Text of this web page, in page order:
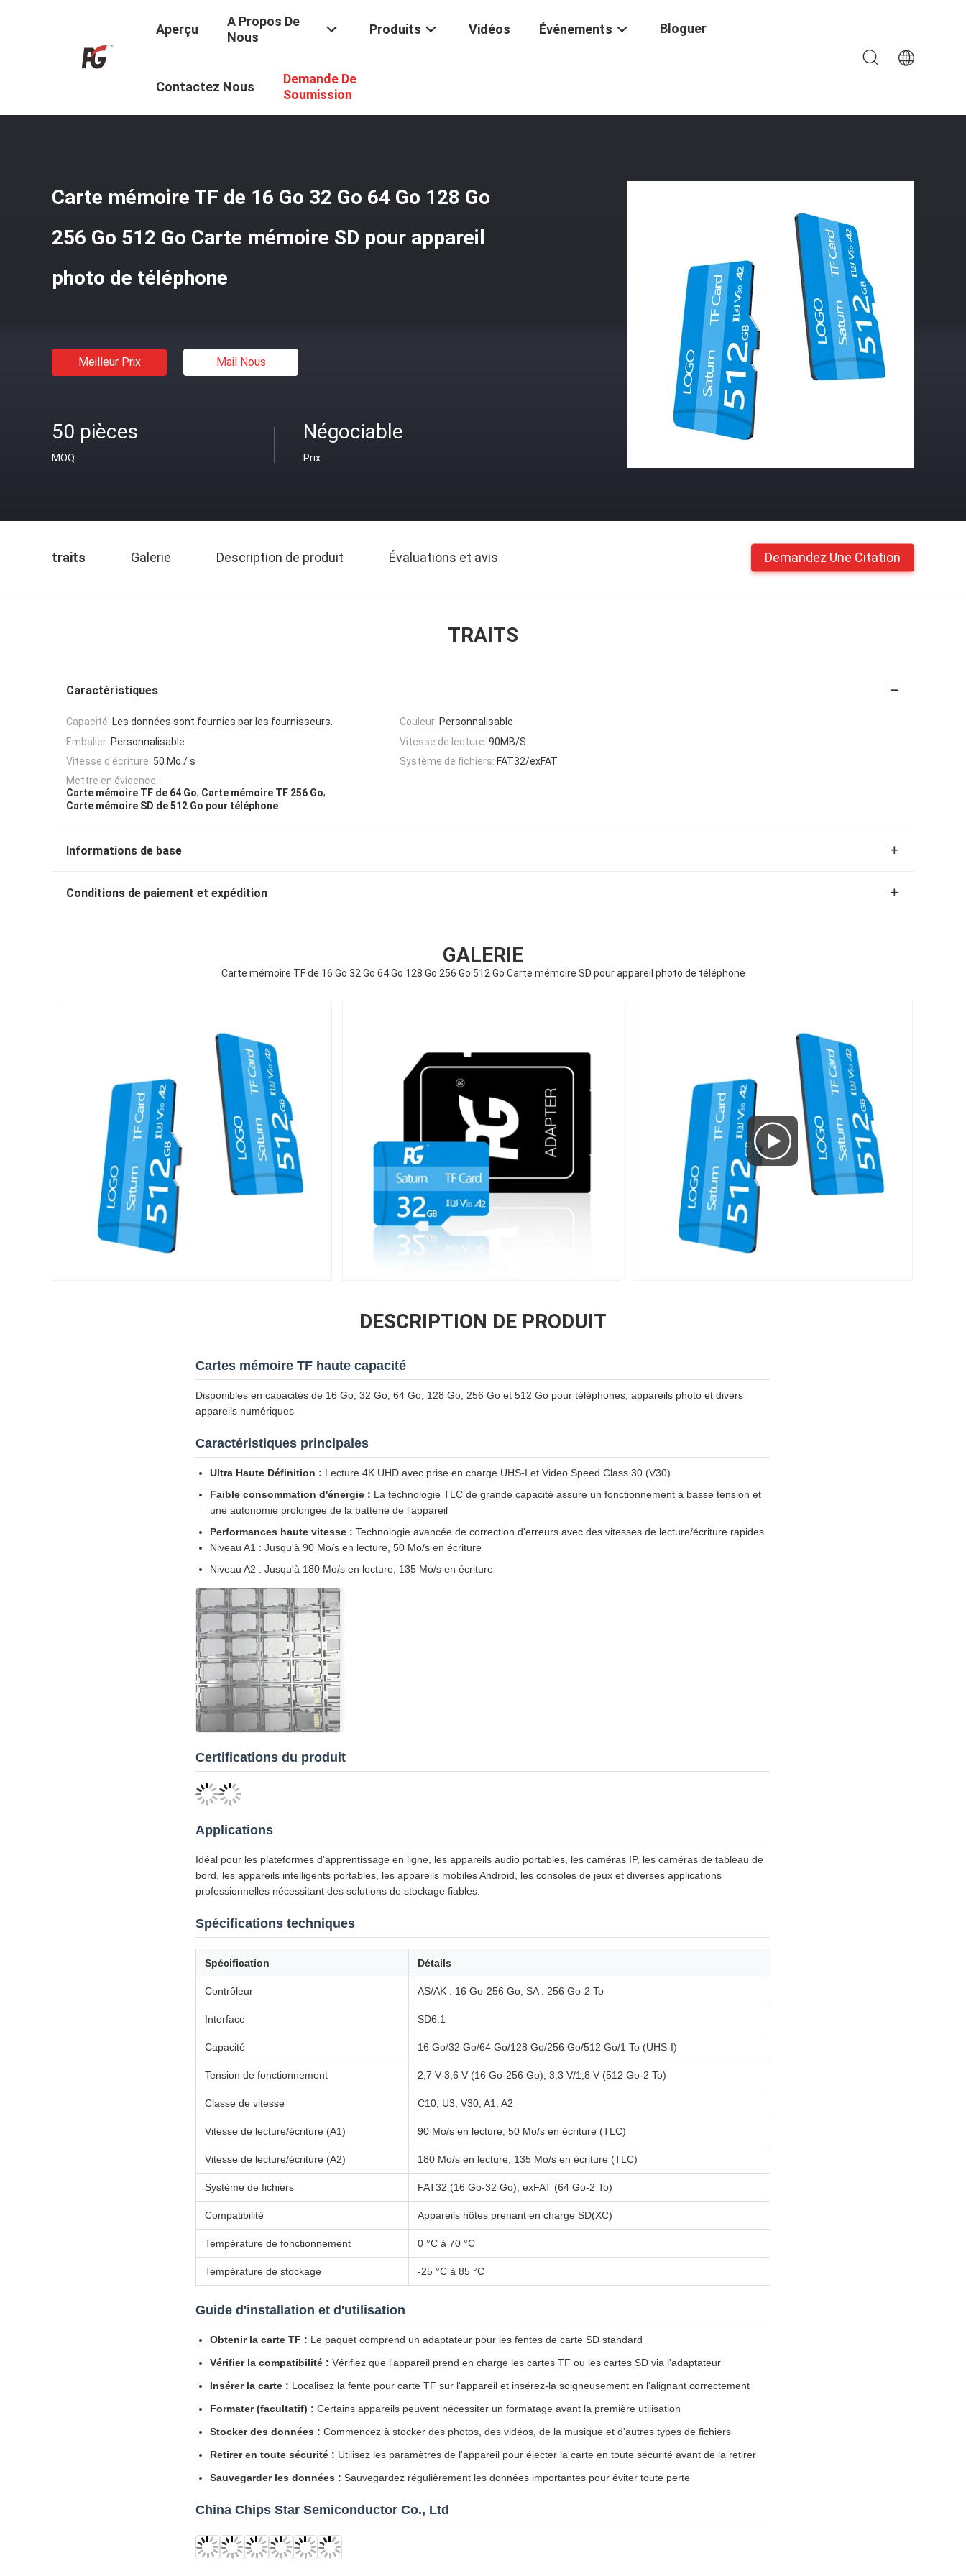
Aperçu
A Propos De
Nous
Produits Vidéos Événements Bloguer
Contactez Nous
Demande De
Soumission
Carte Mémoire TF De 16 Go 32 Go 64 Go 128 Go 256 Go 512 Go Carte Mémoire SD Pour Appareil Photo De Téléphone
Carte mémoire TF de 16 Go 32 Go 64 Go 128 Go
256 Go 512 Go Carte mémoire SD pour appareil
photo de téléphone
Meilleur Prix Mail Nous
50 pièces
MOQ
Négociable
Prix
traits Galerie Description de produit Évaluations et avis Demandez Une Citation
TRAITS
Caractéristiques
Capacité: Les données sont fournies par les fournisseurs. Couleur: Personnalisable
Emballer: Personnalisable Vitesse de lecture: 90MB/S
Vitesse d'écriture: 50 Mo / s Système de fichiers: FAT32/exFAT
Mettre en évidence:
Carte mémoire TF de 64 Go, Carte mémoire TF 256 Go,
Carte mémoire SD de 512 Go pour téléphone
Informations de base
Conditions de paiement et expédition
GALERIE
Carte mémoire TF de 16 Go 32 Go 64 Go 128 Go 256 Go 512 Go Carte mémoire SD pour appareil photo de téléphone
DESCRIPTION DE PRODUIT
Cartes mémoire TF haute capacité
Disponibles en capacités de 16 Go, 32 Go, 64 Go, 128 Go, 256 Go et 512 Go pour téléphones, appareils photo et divers
appareils numériques
Caractéristiques principales
Ultra Haute Définition : Lecture 4K UHD avec prise en charge UHS-I et Video Speed Class 30 (V30)
Faible consommation d'énergie : La technologie TLC de grande capacité assure un fonctionnement à basse tension et
une autonomie prolongée de la batterie de l'appareil
Performances haute vitesse : Technologie avancée de correction d'erreurs avec des vitesses de lecture/écriture rapides
Niveau A1 : Jusqu'à 90 Mo/s en lecture, 50 Mo/s en écriture
Niveau A2 : Jusqu'à 180 Mo/s en lecture, 135 Mo/s en écriture
Certifications du produit
Applications
Idéal pour les plateformes d'apprentissage en ligne, les appareils audio portables, les caméras IP, les caméras de tableau de
professionnelles nécessitant des solutions de stockage fiables.
Spécifications techniques
Spécification Détails
Contrôleur AS/AK : 16 Go-256 Go, SA : 256 Go-2 To
Interface SD6.1
Capacité 16 Go/32 Go/64 Go/128 Go/256 Go/512 Go/1 To (UHS-I)
Tension de fonctionnement 2,7 V-3,6 V (16 Go-256 Go), 3,3 V/1,8 V (512 Go-2 To)
Classe de vitesse C10, U3, V30, A1, A2
Vitesse de lecture/écriture (A1) 90 Mo/s en lecture, 50 Mo/s en écriture (TLC)
Vitesse de lecture/écriture (A2) 180 Mo/s en lecture, 135 Mo/s en écriture (TLC)
Système de fichiers FAT32 (16 Go-32 Go), exFAT (64 Go-2 To)
Compatibilité Appareils hôtes prenant en charge SD(XC)
Température de fonctionnement 0 °C à 70 °C
Température de stockage -25 °C à 85 °C
Guide d'installation et d'utilisation
Obtenir la carte TF :Le paquet comprend un adaptateur pour les fentes de carte SD standard
Vérifier la compatibilité :Vérifiez que l'appareil prend en charge les cartes TF ou les cartes SD via l'adaptateur
Insérer la carte :Localisez la fente pour carte TF sur l'appareil et insérez-la soigneusement en l'alignant correctement
Formater (facultatif) :Certains appareils peuvent nécessiter un formatage avant la première utilisation
Stocker des données :Commencez à stocker des photos, des vidéos, de la musique et d'autres types de fichiers
Retirer en toute sécurité :Utilisez les paramètres de l'appareil pour éjecter la carte en toute sécurité avant de la retirer
Sauvegarder les données :Sauvegardez régulièrement les données importantes pour éviter toute perte
China Chips Star Semiconductor Co., Ltd
Équipe commerciale lors des expositions